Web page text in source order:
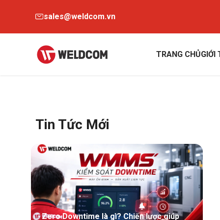
sales@weldcom.vn
TRANG CHỦGIỚI
Tin Tức Mới
Zero Downtime là gì? Chiến lược giúp